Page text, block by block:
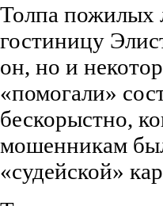
Толпа пожилых
гостиницу
он, но и
«помогали»
бескорыстно,
мошенникам
«судейской»